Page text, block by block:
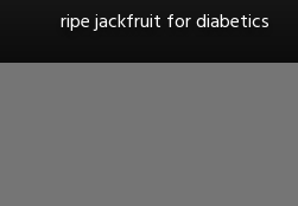
ripe jackfruit for diabetics